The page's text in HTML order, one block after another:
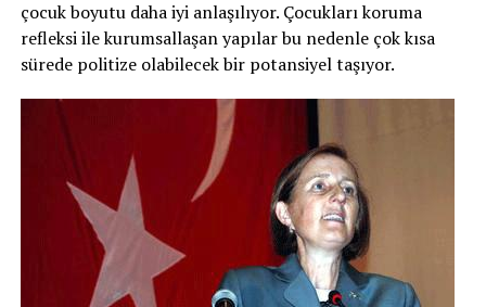
çocuk boyutu daha iyi anlaşılıyor. Çocukları koruma
refleksi ile kurumsallaşan yapılar bu nedenle çok kısa
sürede politize olabilecek bir potansiyel taşıyor.